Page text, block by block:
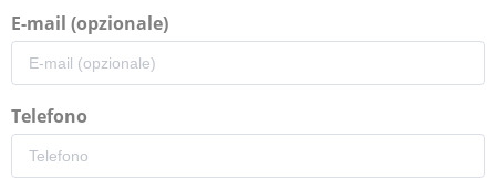
E-mail (opzionale)
Telefono